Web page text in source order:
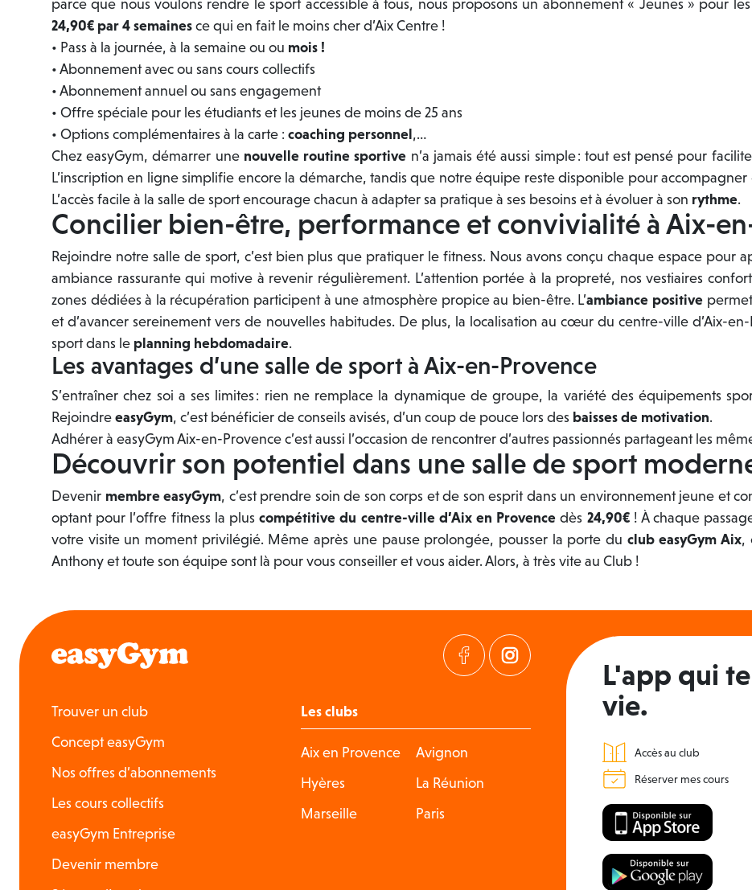
parce que nous voulons rendre le sport accessible à tous, nous proposons un abonnement « Jeunes » pour
24,90€ par 4 semainesce qui en fait le moins cher d’Aix Centre !
• Pass à la journée, à la semaine ou ou mois !
• Abonnement avec ou sans cours collectifs
• Abonnement annuel ou sans engagement
• Offre spéciale pour les étudiants et les jeunes de moins de 25 ans
• Options complémentaires à la carte : coaching personnel,…
Chez easyGym, démarrer une nouvelle routine sportive n’a jamais été aussi simple : tout est pensé pour
L’inscription en ligne simplifie encore la démarche, tandis que notre équipe reste disponible pour
L’accès facile à la salle de sport encourage chacun à adapter sa pratique à ses besoins et à évoluer à son rythme.
Concilier bien-être, performance et convivialité à Aix-
Rejoindre notre salle de sport, c’est bien plus que pratiquer le fitness. Nous avons conçu chaque espace pour
ambiance rassurante qui motive à revenir régulièrement. L’attention portée à la propreté, nos vestiaires
zones dédiées à la récupération participent à une atmosphère propice au bien-être. L’ambiance positive
et d’avancer sereinement vers de nouvelles habitudes. De plus, la localisation au cœur du centre-ville d’Aix-
sport dans le planning hebdomadaire.
Les avantages d’une salle de sport à Aix-en-Provence
S’entraîner chez soi a ses limites : rien ne remplace la dynamique de groupe, la variété des équipements
RejoindreeasyGym, c’est bénéficier de conseils avisés, d’un coup de pouce lors des baisses de motivation.
Adhérer à easyGym Aix-en-Provence c’est aussi l’occasion de rencontrer d’autres passionnés partageant les
Découvrir son potentiel dans une salle de sport
Devenir membre easyGym, c’est prendre soin de son corps et de son esprit dans un environnement jeune et
optant pour l’offre fitness la pluscompétitive du centre-ville d’Aix en Provence dès 24,90€! À chaque
votre visite un moment privilégié. Même après une pause prolongée, pousser la porte du club easyGym Aix,
Anthony et toute son équipe sont là pour vous conseiller et vous aider. Alors, à très vite au Club !
Trouver un club
Concept easyGym
Nos offres d’abonnements
Les cours collectifs
easyGym Entreprise
Devenir membre
Les clubs
Aix en Provence
Avignon
Hyères
La Réunion
Marseille
Paris
L'app qui
vie.
Accès au club
Réserver mes cours